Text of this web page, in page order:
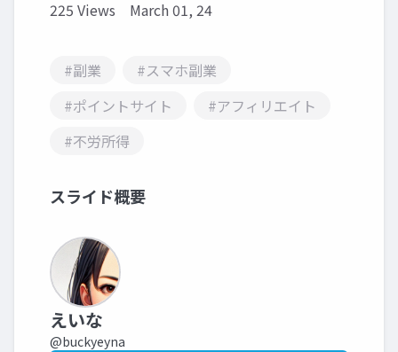
225 Views March 01, 24
#副業
#スマホ副業
#ポイントサイト
#アフィリエイト
#不労所得
スライド概要
えいな
@buckyeyna